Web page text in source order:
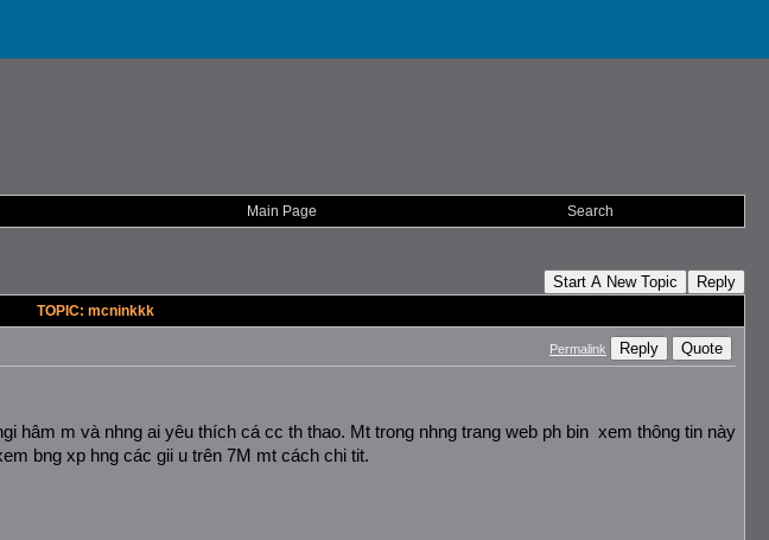
Main Page Search
Start A New Topic Reply
TOPIC: mcninkkk
Permalink Reply Quote
hâm m và nhng ai yêu thích cá cc th thao. Mt trong nhng trang web ph bin  xem thông tin này
bng xp hng các gii u trên 7M mt cách chi tit.